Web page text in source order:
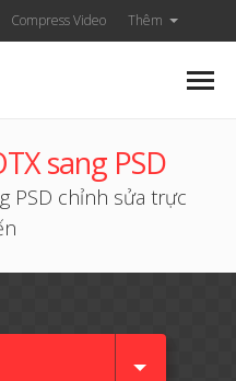
Compress Video Thêm
sang PSD
PSD chỉnh sửa trực